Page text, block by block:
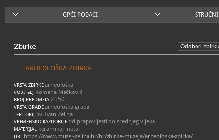
OPĆI PODACI
Zbirke
ARHEOLOŠKA ZBIRKA
VRSTA ZBIRKE arheološka
VODITELJ Romana Mačković
BROJ PREDMETA 2150
VRSTA GRAĐE arheološka građa
TERITORIJ Sv. Ivan Zelina
VREMENSKO RAZDOBLJE od prapovijesti do srednjeg vijeka
MATERIJAL keramika; metal
URL https://www.muzej-zelina.hr/hr/zbirke-muzeja/arheoloska-zbirka/